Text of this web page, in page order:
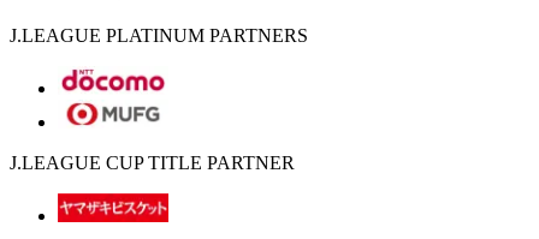
J.LEAGUE PLATINUM PARTNERS
J.LEAGUE CUP TITLE PARTNER